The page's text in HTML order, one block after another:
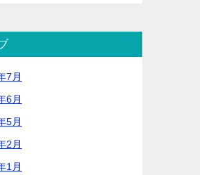
7月
6月
5月
2月
1月